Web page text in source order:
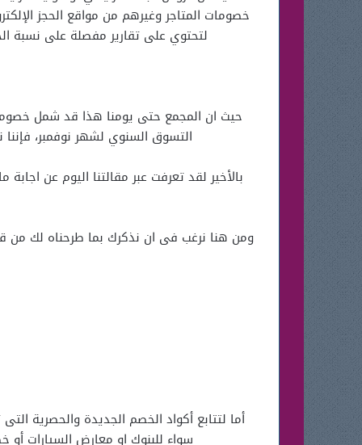
خصومات المتاجر وغيرهم من مواقع الحجز
لتحتوي على تقارير مفصلة على نسبة
حيث ان المجمع حتى يومنا هذا قد شمل
التسوق السنوي لشهر نوفمبر،
بالأخير لقد تعرفت عبر مقالتنا اليوم عن
ومن هنا نرغب فى ان نذكرك بما طرحناه لك من
أما لتتابع أكواد الخصم الجديدة والحصرية
سواء للبنوك او معارض السيارات أو